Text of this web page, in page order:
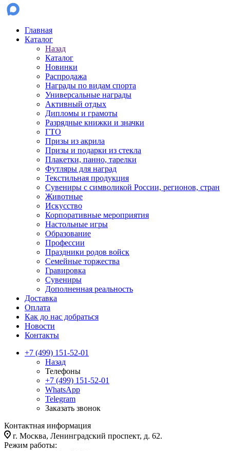
Главная
Каталог
Назад
Каталог
Новинки
Распродажа
Награды по видам спорта
Универсальные награды
Активный отдых
Дипломы и грамоты
Разрядные книжки и значки
ГТО
Призы из акрила
Призы и подарки из стекла
Плакетки, панно, тарелки
Футляры для наград
Текстильная продукция
Сувениры с символикой России, регионов, стран
Животные
Искусство
Корпоративные мероприятия
Настольные игры
Образование
Профессии
Праздники родов войск
Семейные торжества
Гравировка
Сувениры
Дополненная реальность
Доставка
Оплата
Как до нас добраться
Новости
Контакты
+7 (499) 151-52-01
Назад
Телефоны
+7 (499) 151-52-01
WhatsApp
Telegram
Заказать звонок
Контактная информация
г. Москва, Ленинградский проспект, д. 62.
Режим работы: